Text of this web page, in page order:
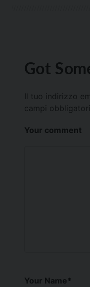
Got
Il tuo indirizzo
campi
Your comment
Your Name*